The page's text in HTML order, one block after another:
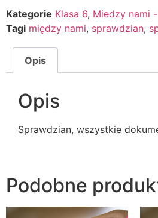
Kategorie Klasa 6, Miedzy nami
Tagi między nami, sprawdzian,
Opis
Opis
Sprawdzian, wszystkie
Podobne